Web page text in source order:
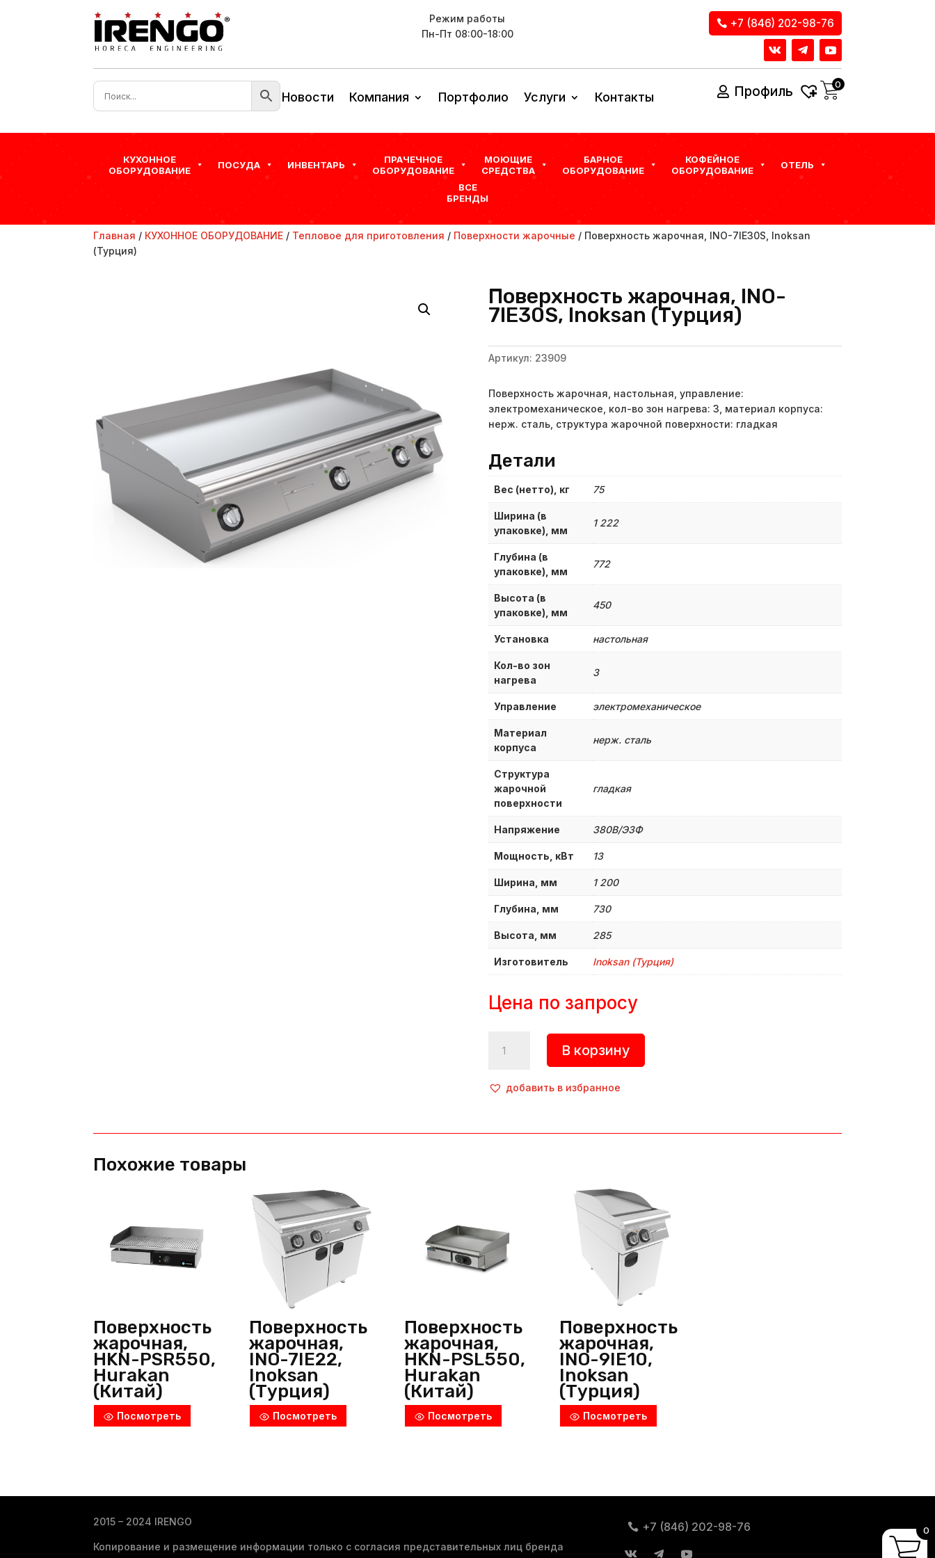
Режим работы
Пн-Пт 08:00-18:00
+7 (846) 202-98-76
Новости Компания Портфолио Услуги Контакты Профиль 0
КУХОННОЕ
ОБОРУДОВАНИЕ
ПОСУДА ИНВЕНТАРЬ
ПРАЧЕЧНОЕ
ОБОРУДОВАНИЕ
МОЮЩИЕ
СРЕДСТВА
БАРНОЕ
ОБОРУДОВАНИЕ
КОФЕЙНОЕ
ОБОРУДОВАНИЕ
ОТЕЛЬ
ВСЕ
БРЕНДЫ
Главная / КУХОННОЕ ОБОРУДОВАНИЕ / Тепловое для приготовления / Поверхности жарочные / Поверхность жарочная, INO-7IE30S, Inoksan
(Турция)
Поверхность жарочная, INO-
7IE30S, Inoksan (Турция)
Артикул: 23909
Поверхность жарочная, настольная, управление:
электромеханическое, кол-во зон нагрева: 3, материал корпуса:
нерж. сталь, структура жарочной поверхности: гладкая
Детали
Вес (нетто), кг 75
Ширина (в
упаковке), мм
1 222
Глубина (в
упаковке), мм
772
Высота (в
упаковке), мм
450
Установка настольная
Кол-во зон
нагрева
3
Управление электромеханическое
Материал
корпуса
нерж. сталь
Структура
жарочной
поверхности
гладкая
Напряжение 380B/Э3Ф
Мощность, кВт 13
Ширина, мм 1 200
Глубина, мм 730
Высота, мм 285
Изготовитель Inoksan (Турция)
Цена по запросу
товара
Поверхность
жарочная,
В корзину
добавить в избранное
Похожие товары
Поверхность
жарочная,
HKN-PSR550,
Hurakan
(Китай)
Посмотреть
Поверхность
жарочная,
INO-7IE22,
Inoksan
(Турция)
Посмотреть
Поверхность
жарочная,
HKN-PSL550,
Hurakan
(Китай)
Посмотреть
Поверхность
жарочная,
INO-9IE10,
Inoksan
(Турция)
Посмотреть
2015 – 2024 IRENGO
Копирование и размещение информации только с согласия представительных лиц бренда
+7 (846) 202-98-76 0